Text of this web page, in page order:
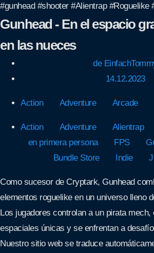
#gunhead #shooter #Alientrap #Roguelike
Gunhead - En el espacio
en las nueces
de
14.12.2023
Action Adventure Arcade
Action Adventure Alientrap
en primera persona
FPS
Bundle Store
Indie
Como sucesor de Cryptark, Gunhead
elementos roguelike en un universo lleno
Los jugadores controlan a un pirata mech,
espaciales únicas y se enfrentan a
Nuestro sitio web se traduce